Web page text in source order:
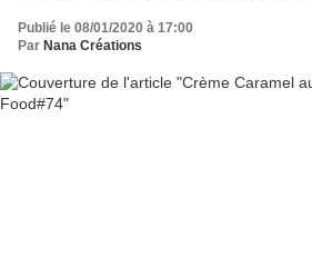
Publié le 08/01/2020 à 17:00
Par Nana Créations